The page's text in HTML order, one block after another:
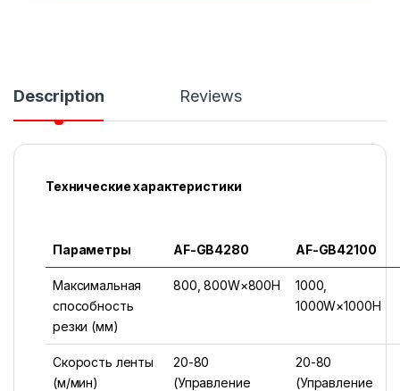
Description Reviews
Технические характеристики
Параметры AF-GB4280 AF-GB42100
Максимальная
способность
резки (мм)
800, 800W×800H
1000,
1000W×1000H
Скорость ленты
(м/мин)
20-80
(Управление
20-80
(Управление